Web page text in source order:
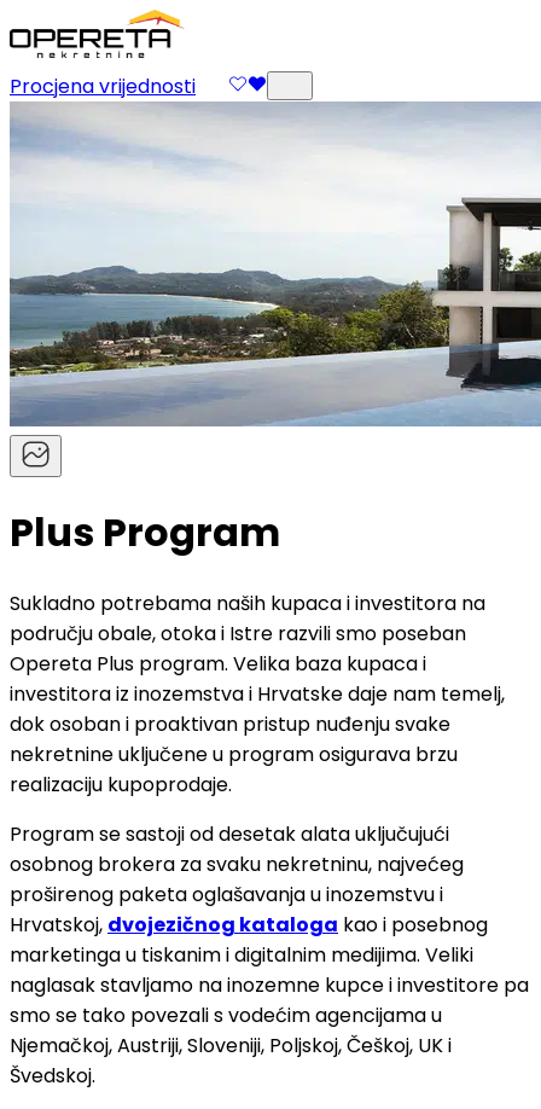
Procjena vrijednosti
Plus Program
Sukladno potrebama naših kupaca i investitora na
području obale, otoka i Istre razvili smo poseban
Opereta Plus program. Velika baza kupaca i
investitora iz inozemstva i Hrvatske daje nam temelj,
dok osoban i proaktivan pristup nuđenju svake
nekretnine uključene u program osigurava brzu
realizaciju kupoprodaje.
Program se sastoji od desetak alata uključujući
osobnog brokera za svaku nekretninu, najvećeg
proširenog paketa oglašavanja u inozemstvu i
Hrvatskoj, dvojezičnog kataloga kao i posebnog
marketinga u tiskanim i digitalnim medijima. Veliki
naglasak stavljamo na inozemne kupce i investitore pa
smo se tako povezali s vodećim agencijama u
Njemačkoj, Austriji, Sloveniji, Poljskoj, Češkoj, UK i
Švedskoj.